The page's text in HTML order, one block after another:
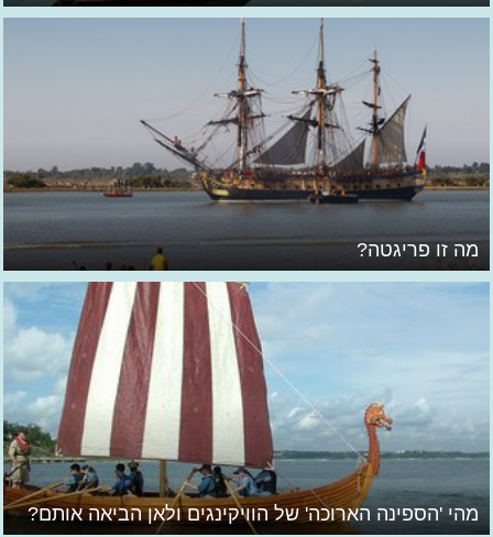
מה זו פריגטה?
מהי 'הספינה הארוכה' של הוויקינגים ולאן הביאה אותם?